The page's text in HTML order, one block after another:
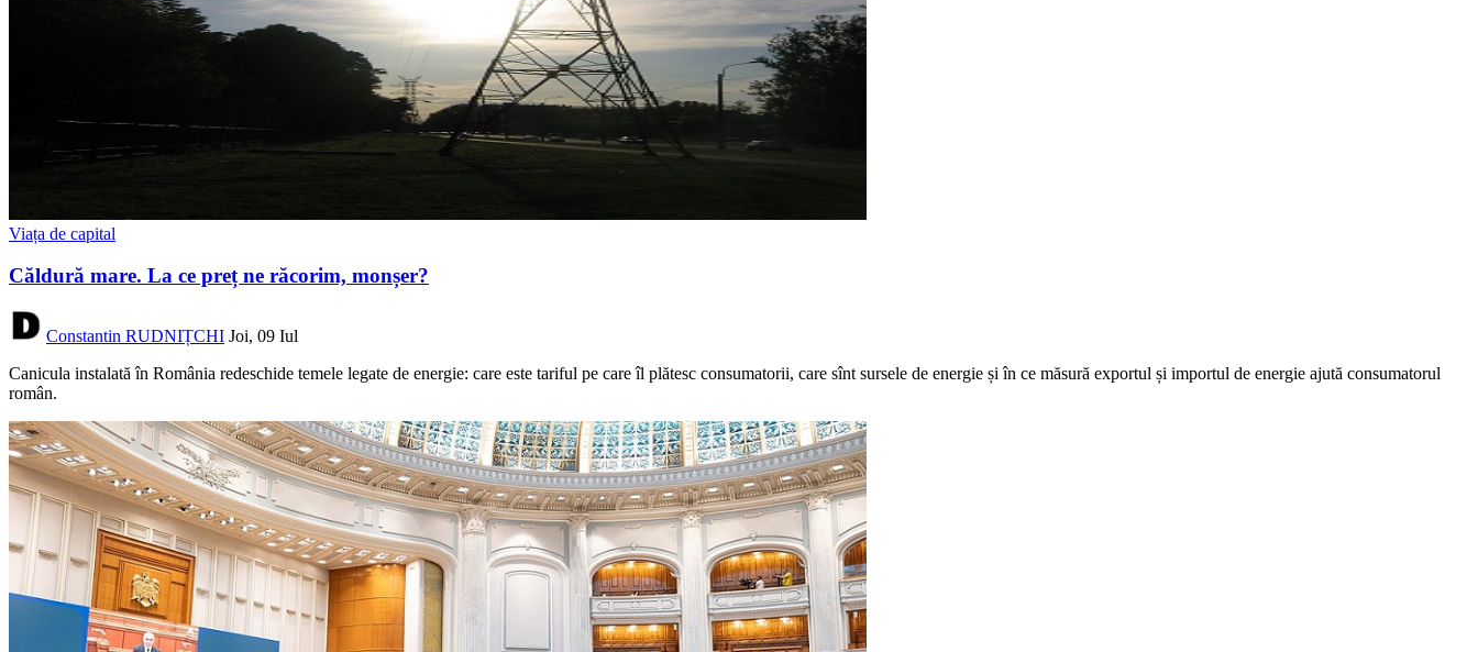
Viața de capital
Căldură mare. La ce preț ne răcorim, monșer?
Constantin RUDNIȚCHI Joi, 09 Iul
Canicula instalată în România redeschide temele legate de energie: care este tariful pe care îl plătesc consumatorii, care sînt sursele de energie și în ce măsură exportul și importul de energie ajută consumatorul
român.